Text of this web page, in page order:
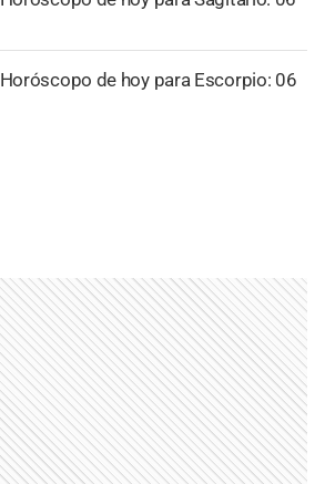
Horóscopo de hoy para Escorpio: 06